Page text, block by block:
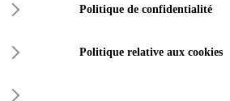
Politique de confidentialité
Politique relative aux cookies